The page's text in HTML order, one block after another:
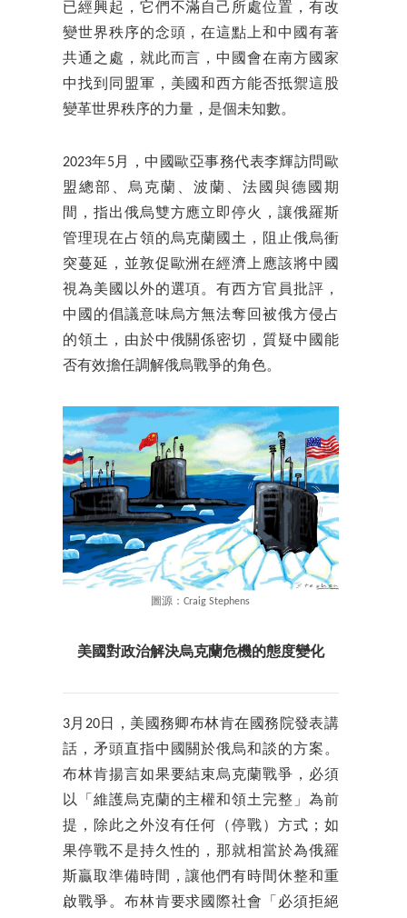
已經興起，它們不滿自己所處位置，有改
變世界秩序的念頭，在這點上和中國有著
共通之處，就此而言，中國會在南方國家
中找到同盟軍，美國和西方能否抵禦這股
變革世界秩序的力量，是個未知數。
2023年5月，中國歐亞事務代表李輝訪問歐
盟總部、烏克蘭、波蘭、法國與德國期
間，指出俄烏雙方應立即停火，讓俄羅斯
管理現在占領的烏克蘭國土，阻止俄烏衝
突蔓延，並敦促歐洲在經濟上應該將中國
視為美國以外的選項。有西方官員批評，
中國的倡議意味烏方無法奪回被俄方侵占
的領土，由於中俄關係密切，質疑中國能
否有效擔任調解俄烏戰爭的角色。
圖源：Craig Stephens
美國對政治解決烏克蘭危機的態度變化
3月20日，美國務卿布林肯在國務院發表講
話，矛頭直指中國關於俄烏和談的方案。
布林肯揚言如果要結束烏克蘭戰爭，必須
以「維護烏克蘭的主權和領土完整」為前
提，除此之外沒有任何（停戰）方式；如
果停戰不是持久性的，那就相當於為俄羅
斯贏取準備時間，讓他們有時間休整和重
啟戰爭。布林肯要求國際社會「必須拒絕